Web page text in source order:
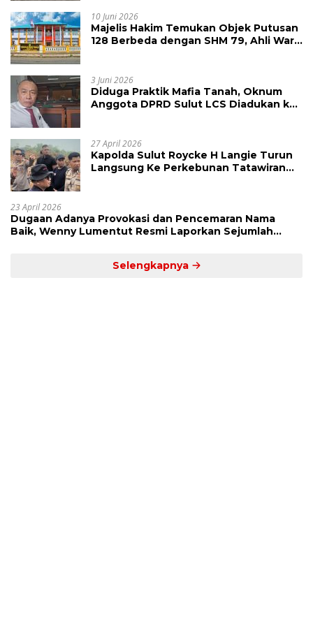
10 Juni 2026
Majelis Hakim Temukan Objek Putusan
128 Berbeda dengan SHM 79, Ahli Waris
3 Juni 2026
Diduga Praktik Mafia Tanah, Oknum
Anggota DPRD Sulut LCS Diadukan ke
27 April 2026
Kapolda Sulut Roycke H Langie Turun
Langsung Ke Perkebunan Tatawiran
23 April 2026
Dugaan Adanya Provokasi dan Pencemaran Nama
Baik, Wenny Lumentut Resmi Laporkan Sejumlah
Selengkapnya